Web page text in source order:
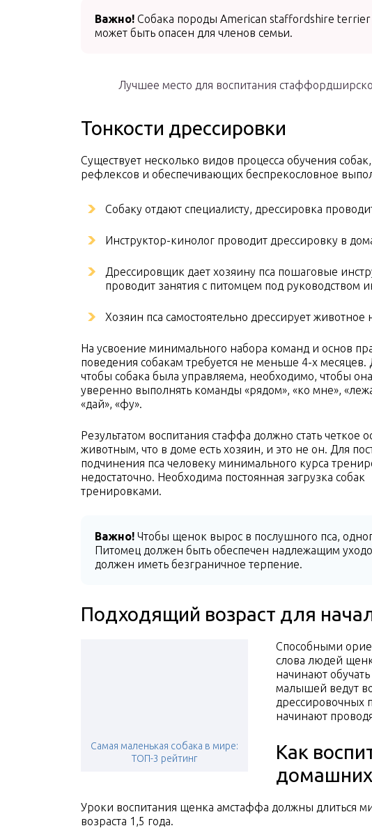
Важно! Собака породы Аmerican staffordshire
может быть опасен для членов семьи.
Лучшее место для воспитания
Тонкости дрессировки
Существует несколько видов процесса обучения
рефлексов и обеспечивающих беспрекословное
Собаку отдают специалисту, дрессировка
Инструктор-кинолог проводит дрессировку в
Дрессировщик дает хозяину пса пошаговые
проводит занятия с питомцем под руководством
Хозяин пса самостоятельно дрессирует
На усвоение минимального набора команд и основ
поведения собакам требуется не меньше 4-х месяцев.
чтобы собака была управляема, необходимо, чтобы
уверенно выполнять команды «рядом», «ко мне»,
«дай», «фу».
Результатом воспитания стаффа должно стать четкое
животным, что в доме есть хозяин, и это не он. Для
подчинения пса человеку минимального курса
недостаточно. Необходима постоянная загрузка собак
тренировками.
Важно! Чтобы щенок вырос в послушного пса,
Питомец должен быть обеспечен надлежащим
должен иметь безграничное терпение.
Подходящий возраст для
Самая маленькая собака в мире:
ТОП-3 рейтинг
Способными
слова людей
начинают
малышей ведут
дрессировочных
начинают
Как
Уроки воспитания щенка амстаффа должны длиться
возраста 1,5 года.